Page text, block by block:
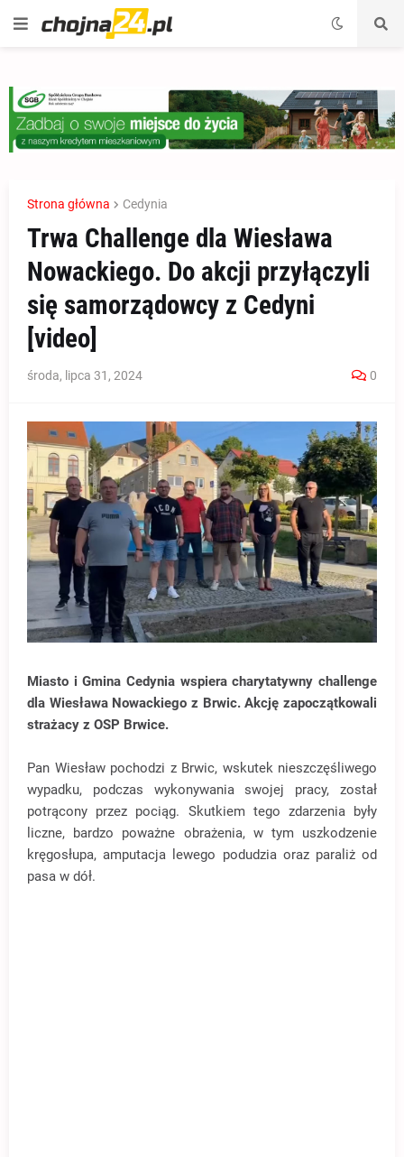
Strona główna Cedynia
Trwa Challenge dla Wiesława
Nowackiego. Do akcji przyłączyli
się samorządowcy z Cedyni
[video]
środa, lipca 31, 2024 0
Miasto i Gmina Cedynia wspiera charytatywny challenge
dla Wiesława Nowackiego z Brwic. Akcję zapoczątkowali
strażacy z OSP Brwice.
Pan Wiesław pochodzi z Brwic, wskutek nieszczęśliwego
wypadku, podczas wykonywania swojej pracy, został
potrącony przez pociąg. Skutkiem tego zdarzenia były
liczne, bardzo poważne obrażenia, w tym uszkodzenie
kręgosłupa, amputacja lewego podudzia oraz paraliż od
pasa w dół.